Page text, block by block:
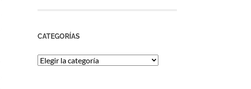
CATEGORÍAS
Categorías